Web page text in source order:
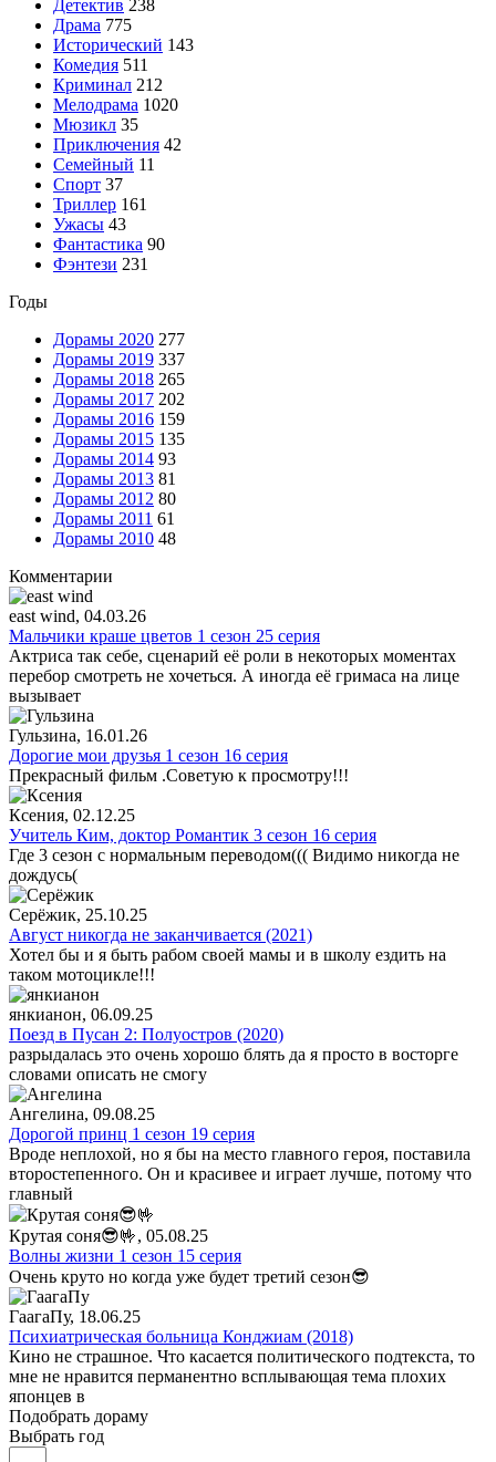
Детектив 238
Драма 775
Исторический 143
Комедия 511
Криминал 212
Мелодрама 1020
Мюзикл 35
Приключения 42
Семейный 11
Спорт 37
Триллер 161
Ужасы 43
Фантастика 90
Фэнтези 231
Годы
Дорамы 2020 277
Дорамы 2019 337
Дорамы 2018 265
Дорамы 2017 202
Дорамы 2016 159
Дорамы 2015 135
Дорамы 2014 93
Дорамы 2013 81
Дорамы 2012 80
Дорамы 2011 61
Дорамы 2010 48
Комментарии
east wind, 04.03.26
Мальчики краше цветов 1 сезон 25 серия
Актриса так себе, сценарий её роли в некоторых моментах
перебор смотреть не хочеться. А иногда её гримаса на лице
вызывает
Гульзина, 16.01.26
Дорогие мои друзья 1 сезон 16 серия
Прекрасный фильм .Советую к просмотру!!!
Ксения, 02.12.25
Учитель Ким, доктор Романтик 3 сезон 16 серия
Где 3 сезон с нормальным переводом((( Видимо никогда не
дождусь(
Серёжик, 25.10.25
Август никогда не заканчивается (2021)
Хотел бы и я быть рабом своей мамы и в школу ездить на
таком мотоцикле!!!
янкианон, 06.09.25
Поезд в Пусан 2: Полуостров (2020)
разрыдалась это очень хорошо блять да я просто в восторге
словами описать не смогу
Ангелина, 09.08.25
Дорогой принц 1 сезон 19 серия
Вроде неплохой, но я бы на место главного героя, поставила
второстепенного. Он и красивее и играет лучше, потому что
главный
Крутая соня😎🤟, 05.08.25
Волны жизни 1 сезон 15 серия
Очень круто но когда уже будет третий сезон😎
ГаагаПу, 18.06.25
Психиатрическая больница Конджиам (2018)
Кино не страшное. Что касается политического подтекста, то
мне не нравится перманентно всплывающая тема плохих
японцев в
Подобрать дораму
Выбрать год